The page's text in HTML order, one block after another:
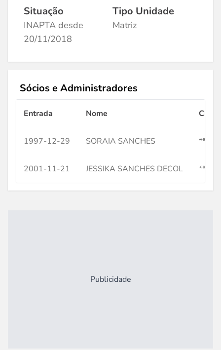
Situação
INAPTA desde
20/11/2018
Tipo Unidade
Matriz
Sócios e Administradores
Entrada Nome CPF
1997-12-29 SORAIA SANCHES
2001-11-21 JESSIKA SANCHES DECOL
Publicidade